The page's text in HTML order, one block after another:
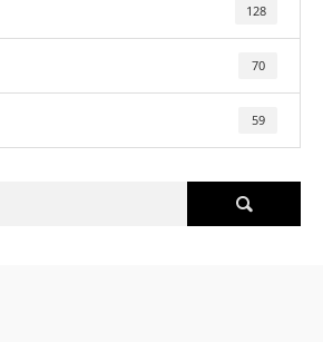
128
70
59